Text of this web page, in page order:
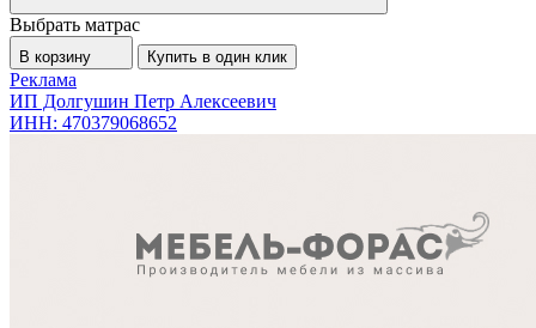
Выбрать матрас
В корзину Купить в один клик
Реклама
ИП Долгушин Петр Алексеевич
ИНН: 470379068652